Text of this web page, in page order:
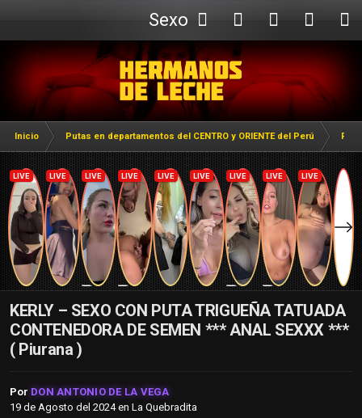
Sexo
Webcam
Inicio Putas en departamentos del CENTRO y ORIENTE del Perú
KERLY – SEXO CON PUTA TRIGUEÑA TATUADA
CONTENEDORA DE SEMEN *** ANAL SEXXX ***
( Piurana )
Por DON ANTONIO DE LA VEGA
19 de Agosto del 2024en La Quebradita